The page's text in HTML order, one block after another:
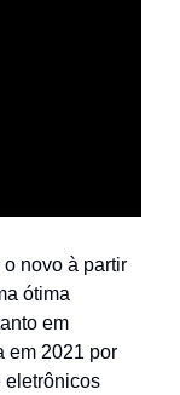
novo à partir
ótima
em
em 2021 por
eletrônicos